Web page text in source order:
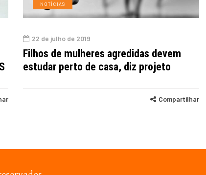
NOTÍCIAS
22 de julho de 2019
Filhos de mulheres agredidas devem
estudar perto de casa, diz projeto
Compartilhar